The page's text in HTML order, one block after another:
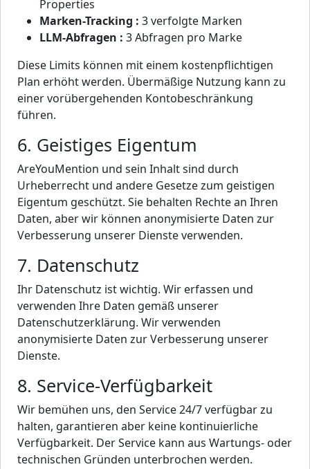
Properties
Marken-Tracking : 3 verfolgte Marken
LLM-Abfragen : 3 Abfragen pro Marke
Diese Limits können mit einem kostenpflichtigen
Plan erhöht werden. Übermäßige Nutzung kann zu
einer vorübergehenden Kontobeschränkung
führen.
6. Geistiges Eigentum
AreYouMention und sein Inhalt sind durch
Urheberrecht und andere Gesetze zum geistigen
Eigentum geschützt. Sie behalten Rechte an Ihren
Daten, aber wir können anonymisierte Daten zur
Verbesserung unserer Dienste verwenden.
7. Datenschutz
Ihr Datenschutz ist wichtig. Wir erfassen und
verwenden Ihre Daten gemäß unserer
Datenschutzerklärung. Wir verwenden
anonymisierte Daten zur Verbesserung unserer
Dienste.
8. Service-Verfügbarkeit
Wir bemühen uns, den Service 24/7 verfügbar zu
halten, garantieren aber keine kontinuierliche
Verfügbarkeit. Der Service kann aus Wartungs- oder
technischen Gründen unterbrochen werden.